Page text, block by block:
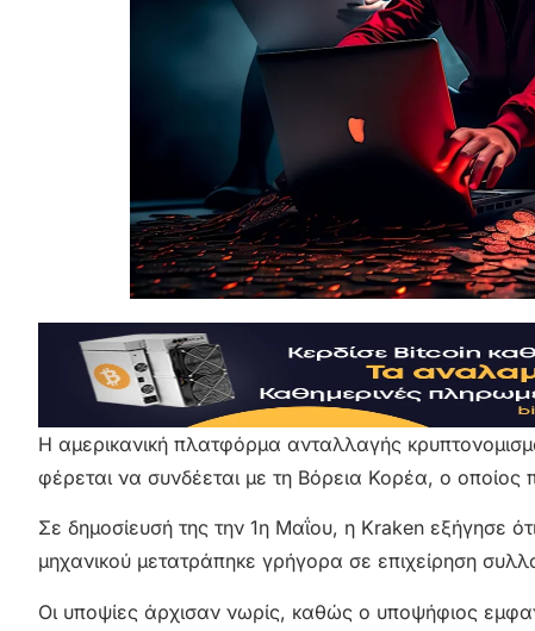
Η αμερικανική πλατφόρμα ανταλλαγής
φέρεται να συνδέεται με τη Βόρεια Κορέα, ο οποίος
Σε δημοσίευσή της την 1η Μαΐου, η Kraken εξήγησε
μηχανικού μετατράπηκε γρήγορα σε επιχείρηση
Οι υποψίες άρχισαν νωρίς, καθώς ο υποψήφιος